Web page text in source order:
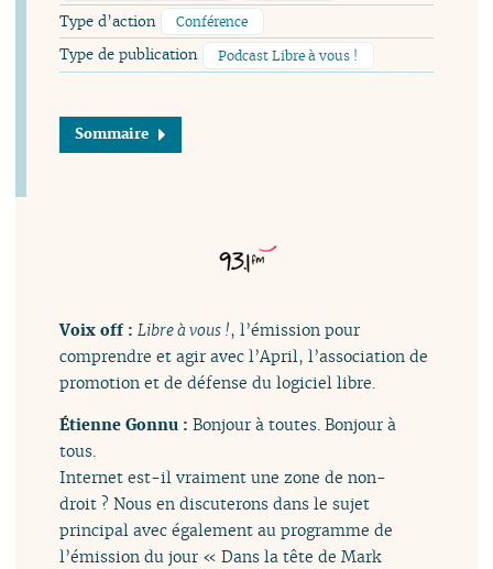
Type d’action Conférence
Type de publication Podcast Libre à vous !
Sommaire
Voix off :Libre à vous !, l’émission pour
comprendre et agir avec l’April, l’association de
promotion et de défense du logiciel libre.
Étienne Gonnu :Bonjour à toutes. Bonjour à
tous.
Internet est-il vraiment une zone de non-
droit ? Nous en discuterons dans le sujet
principal avec également au programme de
l’émission du jour « Dans la tête de Mark